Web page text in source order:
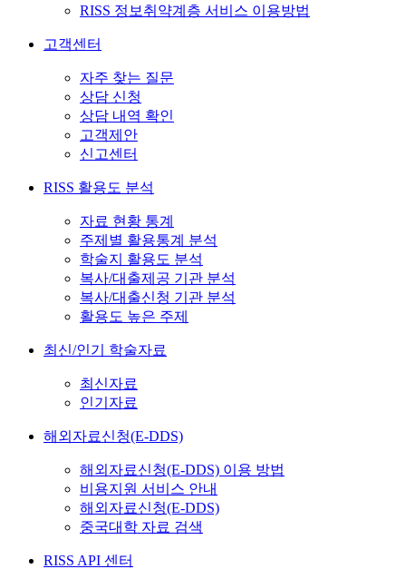
RISS 정보취약계층 서비스 이용방법
고객센터
자주 찾는 질문
상담 신청
상담 내역 확인
고객제안
신고센터
RISS 활용도 분석
자료 현황 통계
주제별 활용통계 분석
학술지 활용도 분석
복사/대출제공 기관 분석
복사/대출신청 기관 분석
활용도 높은 주제
최신/인기 학술자료
최신자료
인기자료
해외자료신청(E-DDS)
해외자료신청(E-DDS) 이용 방법
비용지원 서비스 안내
해외자료신청(E-DDS)
중국대학 자료 검색
RISS API 센터